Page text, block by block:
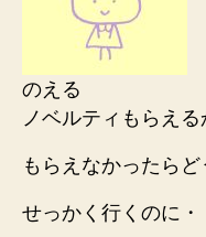
のえる
ノベルティもらえる
もらえなかったらど
せっかく行くのに・